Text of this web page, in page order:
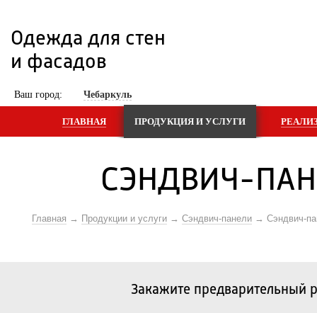
Одежда для стен
и фасадов
Ваш город: Чебаркуль
ГЛАВНАЯ ПРОДУКЦИЯ И УСЛУГИ
СЭНДВИЧ-
Главная Продукции и услуги Сэндвич-панели Сэндвич-
Закажите предварительный